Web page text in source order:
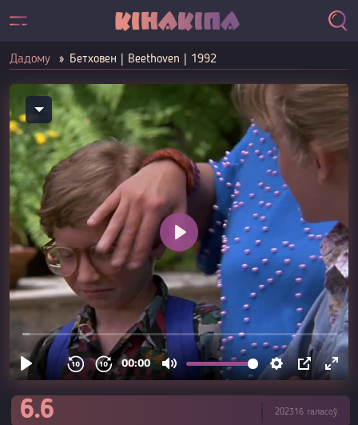
Дадому Бетховен | Beethoven | 1992
6.6 202316 галасоў